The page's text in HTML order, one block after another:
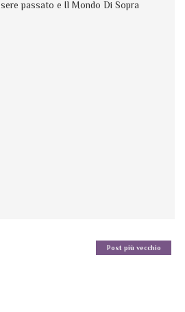
passato e Il Mondo Di Sopra
Post più vecchio